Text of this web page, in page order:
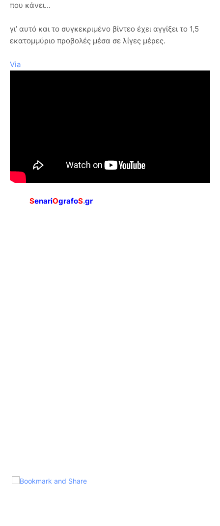
που κάνει...
γι’ αυτό και το συγκεκριμένο βίντεο έχει αγγίξει το 1,5
εκατομμύριο προβολές μέσα σε λίγες μέρες.
Via
SenariOgrafoS.gr